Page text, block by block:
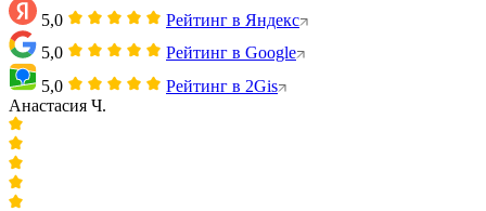
5,0
Рейтинг в Яндекс
5,0
Рейтинг в Google
5,0
Рейтинг в 2Gis
Анастасия Ч.